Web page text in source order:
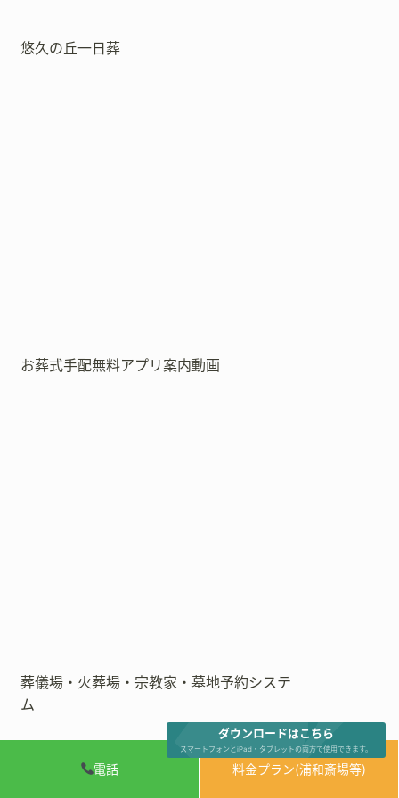
電話 料金プラン(浦和斎場等)
悠久の丘一日葬
お葬式手配無料アプリ案内動画
葬儀場・火葬場・宗教家・墓地予約システ
ム
ダウンロードはこちら
スマートフォンとiPad・タブレットの両方で使用できます。